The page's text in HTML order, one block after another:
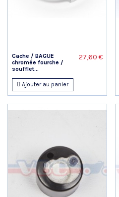
Cache / BAGUE
chromée fourche /
soufflet...
27,60 €
Ajouter au panier